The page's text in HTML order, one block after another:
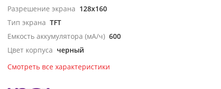
Разрешение экрана 128x160
Тип экрана TFT
Емкость аккумулятора (мА/ч) 600
Цвет корпуса черный
Смотреть все характеристики